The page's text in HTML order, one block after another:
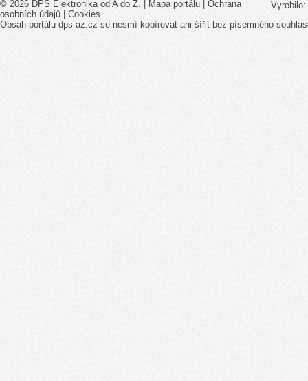
Vyrobilo:
© 2026 DPS Elektronika od A do Z. | Mapa portálu | Ochrana
osobních údajů | Cookies
Obsah portálu dps-az.cz se nesmí kopírovat ani šířit bez písemného